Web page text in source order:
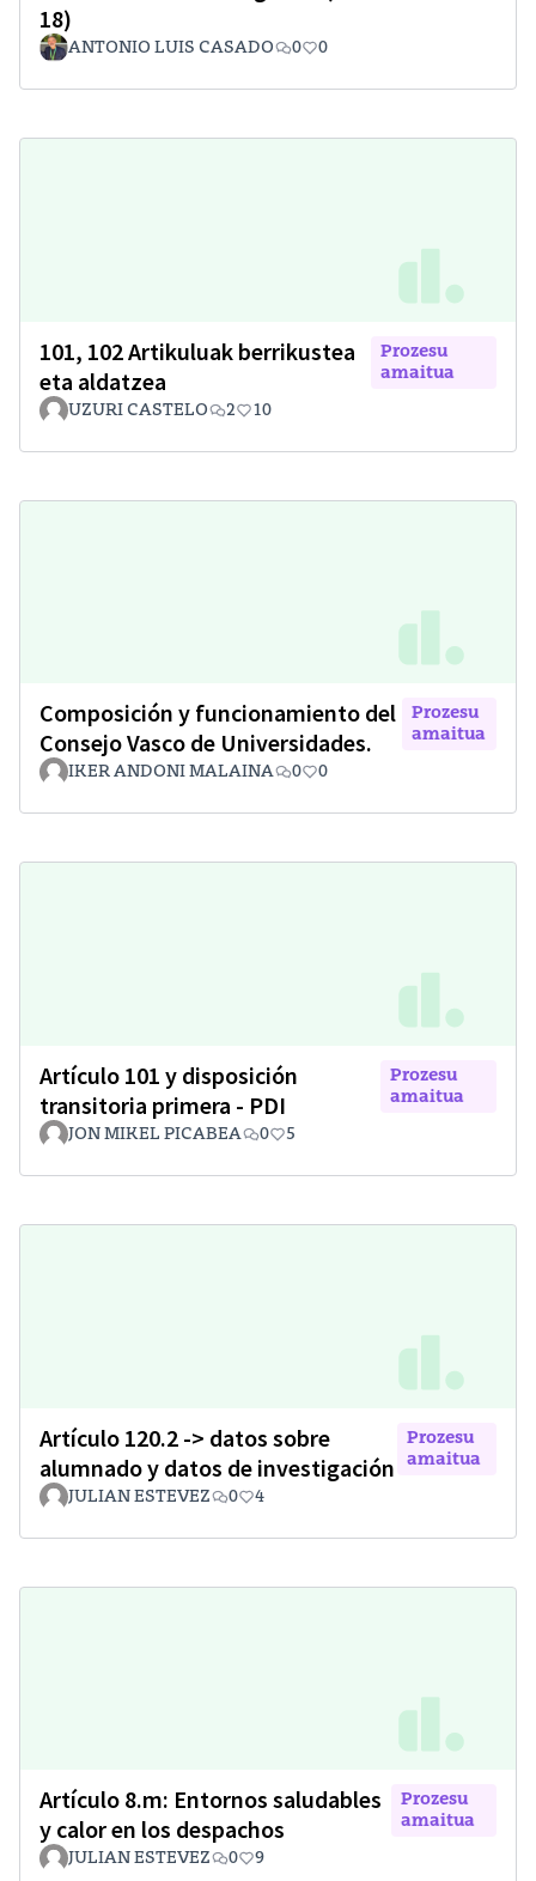
18)
ANTONIO LUIS CASADO 0 0
101, 102 Artikuluak berrikustea
eta aldatzea
Prozesu
amaitua
UZURI CASTELO 2 10
Composición y funcionamiento del
Consejo Vasco de Universidades.
Prozesu
amaitua
IKER ANDONI MALAINA 0 0
Artículo 101 y disposición
transitoria primera - PDI
Prozesu
amaitua
JON MIKEL PICABEA 0 5
Artículo 120.2 -> datos sobre
alumnado y datos de investigación
Prozesu
amaitua
JULIAN ESTEVEZ 0 4
Artículo 8.m: Entornos saludables
y calor en los despachos
Prozesu
amaitua
JULIAN ESTEVEZ 0 9